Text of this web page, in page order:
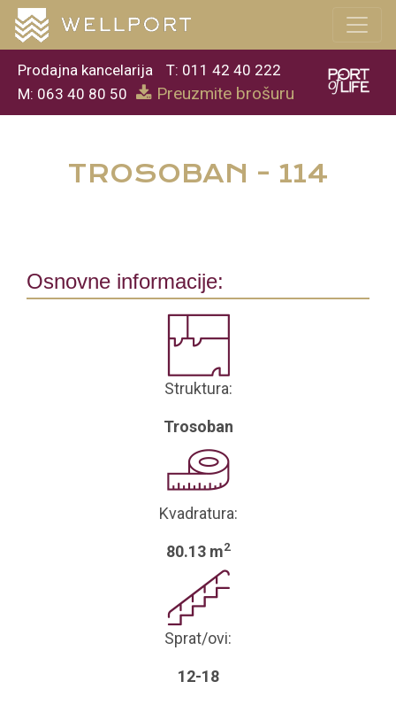
Prodajna kancelarija
T: 011 42 40 222
M: 063 40 80 50
Preuzmite brošuru
TROSOBAN - 114
Osnovne informacije:
Struktura:
Trosoban
Kvadratura:
80.13 m2
Sprat/ovi:
12-18